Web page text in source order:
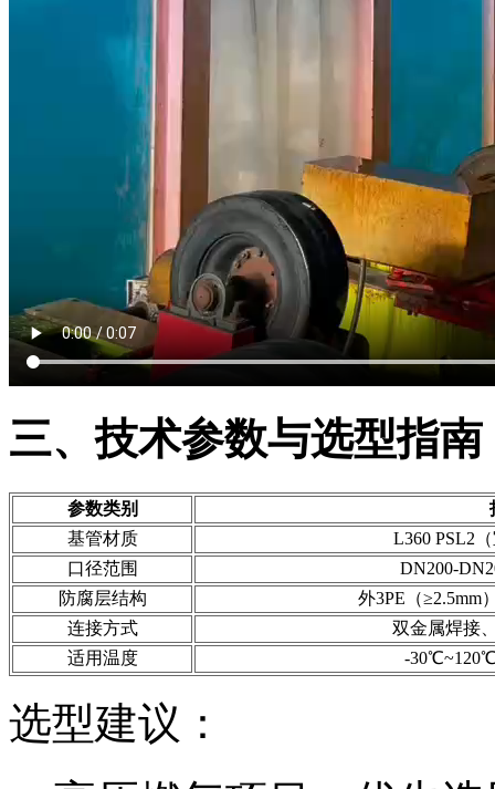
三、技术参数与选型指南
参数类别
基管材质
L360 PSL2
口径范围
DN200-
防腐层结构
外3PE（≥2.5mm
连接方式
双金属焊接
适用温度
-
选型建议：